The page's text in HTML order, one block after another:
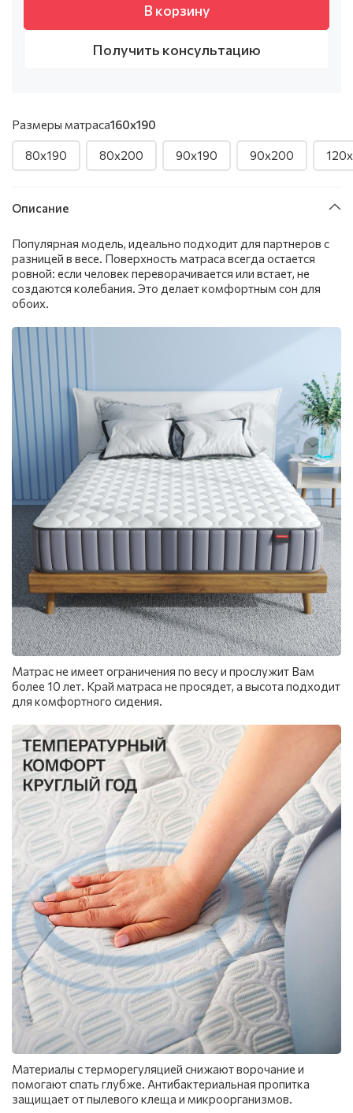
В корзину
Получить консультацию
Размеры матраса160x190
80x190 80x200 90x190 90x200
Описание
Популярная модель, идеально подходит для партнеров с
разницей в весе. Поверхность матраса всегда остается
ровной: если человек переворачивается или встает, не
создаются колебания. Это делает комфортным сон для
обоих.
Матрас не имеет ограничения по весу и прослужит Вам
более 10 лет. Край матраса не просядет, а высота подходит
для комфортного сидения.
Материалы с терморегуляцией снижают ворочание и
помогают спать глубже. Антибактериальная пропитка
защищает от пылевого клеща и микроорганизмов.